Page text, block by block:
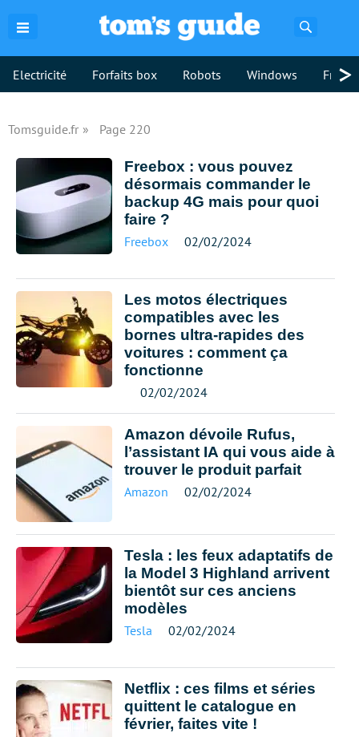
Electricité Forfaits box Robots Windows >
Tomsguide.fr Page 220
Freebox : vous pouvez
désormais commander le
backup 4G mais pour quoi
faire ?
Freebox 02/02/2024
Les motos électriques
compatibles avec les
bornes ultra-rapides des
voitures : comment ça
fonctionne
02/02/2024
Amazon dévoile Rufus,
l’assistant IA qui vous aide à
trouver le produit parfait
Amazon 02/02/2024
Tesla : les feux adaptatifs de
la Model 3 Highland arrivent
bientôt sur ces anciens
modèles
Tesla 02/02/2024
Netflix : ces films et séries
quittent le catalogue en
février, faites vite !